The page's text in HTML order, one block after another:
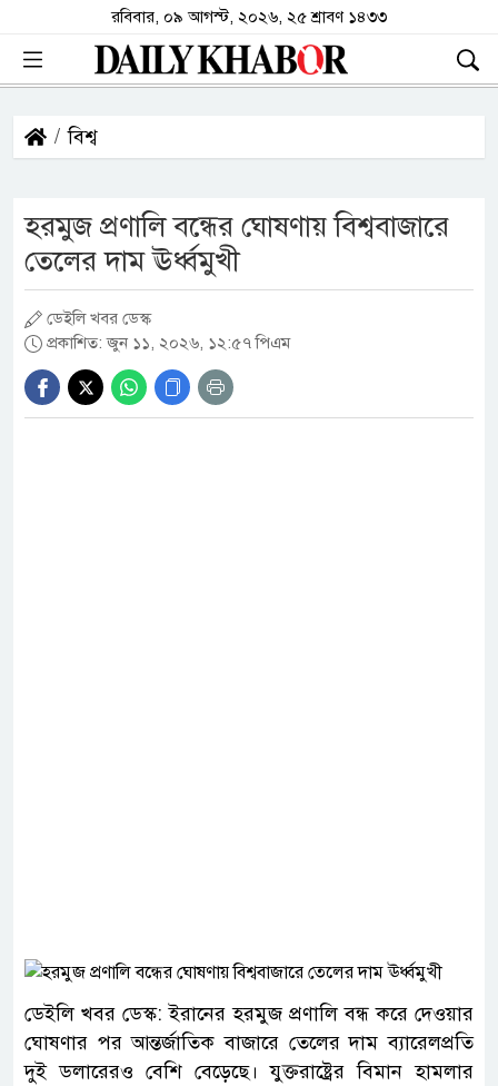
রবিবার, ০৯ আগস্ট, ২০২৬, ২৫ শ্রাবণ ১৪৩৩
বিশ্ব
হরমুজ প্রণালি বন্ধের ঘোষণায় বিশ্ববাজারে
তেলের দাম ঊর্ধ্বমুখী
ডেইলি খবর ডেস্ক
প্রকাশিত: জুন ১১, ২০২৬, ১২:৫৭ পিএম
ডেইলি খবর ডেস্ক: ইরানের হরমুজ প্রণালি বন্ধ করে দেওয়ার
ঘোষণার পর আন্তর্জাতিক বাজারে তেলের দাম ব্যারেলপ্রতি
দুই ডলারেরও বেশি বেড়েছে। যুক্তরাষ্ট্রের বিমান হামলার